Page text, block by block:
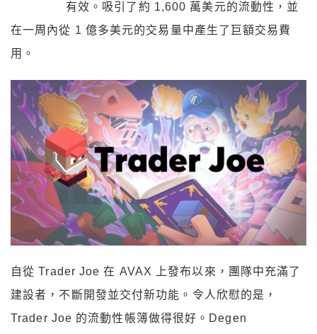
有效。吸引了約 1,600 萬美元的流動性，並
在一周內從 1 億多美元的交易量中產生了巨額交易費
用。
自從 Trader Joe 在 AVAX 上發布以來，團隊中充滿了
建設者，不斷開發並交付新功能。令人欣慰的是，
Trader Joe 的流動性帳簿做得很好。Degen